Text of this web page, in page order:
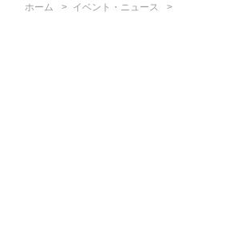
ホーム イベント・ニュース